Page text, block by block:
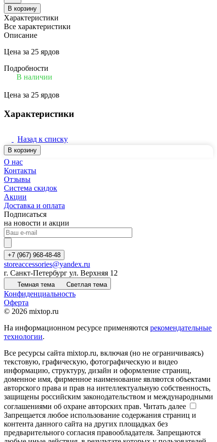
В корзину
Характеристики
Все характеристики
Описание
Цена за 25 ярдов
Подробности
В наличии
Цена за 25 ярдов
Характеристики
Назад к списку
В корзину
О нас
Контакты
Отзывы
Система скидок
Акции
Доставка и оплата
Подписаться
на новости и акции
+7 (967) 968-48-48
storeaccessories@yandex.ru
г. Санкт-Петербург ул. Верхняя 12
Темная тема Светлая тема
Конфиденциальность
Оферта
© 2026 mixtop.ru
На информационном ресурсе применяются рекомендательные
технологии.
Все ресурсы сайта mixtop.ru, включая (но не ограничиваясь)
текстовую, графическую, фотографическую и видео
информацию, структуру, дизайн и оформление страниц,
доменное имя, фирменное наименование являются объектами
авторского права и прав на интеллектуальную собственность,
защищены российским законодательством и международными
соглашениями об охране авторских прав. Читать далее
Запрещается любое использование содержания страниц и
контента данного сайта на других площадках без
предварительного согласия правообладателя. Запрещаются